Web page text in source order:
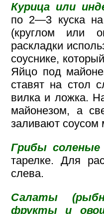
Курица или
по 2—3 куска
(круглом или
раскладки
соуснике,
Яйцо под
ставят на стол
вилка и ложка.
майонезом, а
заливают соусом
Грибы соленые
тарелке. Для
слева.
Салаты
фрукты и